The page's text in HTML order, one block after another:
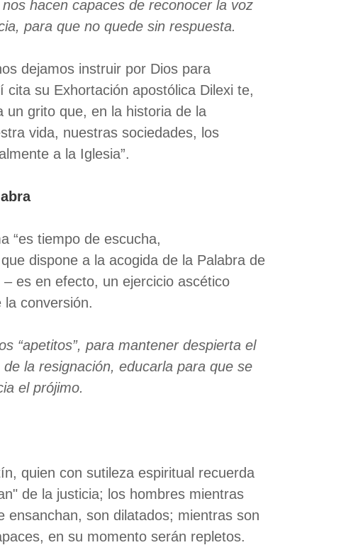
hacen capaces de reconocer la voz
para que no quede sin respuesta.
dejamos instruir por Dios para
su Exhortación apostólica Dilexi te,
un grito que, en la historia de la
vida, nuestras sociedades, los
a la Iglesia”.
“es tiempo de escucha,
dispone a la acogida de la Palabra de
es en efecto, un ejercicio ascético
conversión.
“apetitos”, para mantener despierta el
la resignación, educarla para que se
el prójimo.
quien con sutileza espiritual recuerda
de la justicia; los hombres mientras
son dilatados; mientras son
en su momento serán repletos.